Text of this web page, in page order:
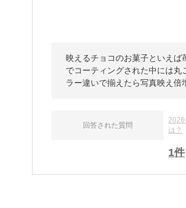
映えるチョコのお菓子といえ
でコーティングされた中には
ラー違いで揃えたら写真映え倍
回答された質問
2026
は？
1件